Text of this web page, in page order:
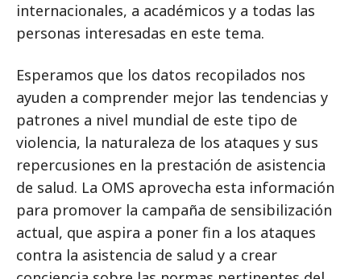
internacionales, a académicos y a todas las
personas interesadas en este tema.
Esperamos que los datos recopilados nos
ayuden a comprender mejor las tendencias y
patrones a nivel mundial de este tipo de
violencia, la naturaleza de los ataques y sus
repercusiones en la prestación de asistencia
de salud. La OMS aprovecha esta información
para promover la campaña de sensibilización
actual, que aspira a poner fin a los ataques
contra la asistencia de salud y a crear